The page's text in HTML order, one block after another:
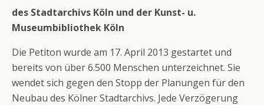
des Stadtarchivs Köln und der Kunst- u.
Museumbibliothek Köln
Die Petiton wurde am 17. April 2013 gestartet und
bereits von über 6.500 Menschen unterzeichnet. Sie
wendet sich gegen den Stopp der Planungen für den
Neubau des Kölner Stadtarchivs. Jede Verzögerung